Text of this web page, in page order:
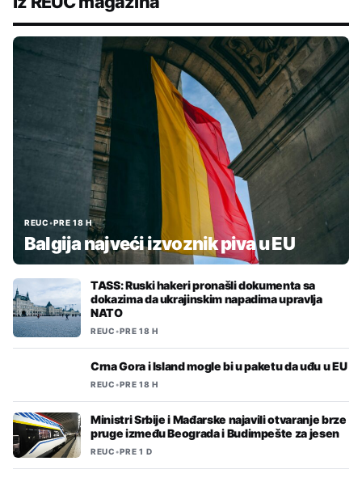
REUC•PRE 18 H
Balgija najveći izvoznik piva u EU
TASS: Ruski hakeri pronašli dokumenta sa
dokazima da ukrajinskim napadima upravlja
NATO
REUC•PRE 18 H
Crna Gora i Island mogle bi u paketu da uđu u EU
REUC•PRE 18 H
Ministri Srbije i Mađarske najavili otvaranje brze
pruge između Beograda i Budimpešte za jesen
REUC•PRE 1 D